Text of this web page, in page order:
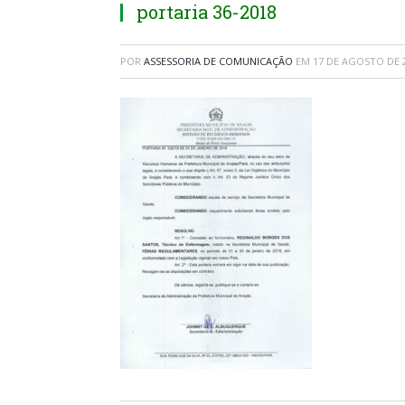
portaria 36-2018
POR ASSESSORIA DE COMUNICAÇÃO EM 17 DE AGOSTO DE